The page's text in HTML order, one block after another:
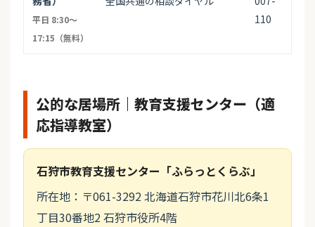
平日 8:30〜
17:15（無料）
110
公的な居場所｜教育支援センター（適
応指導教室）
石狩市教育支援センター「ふらっとくらぶ」
所在地：〒061-3292 北海道石狩市花川北6条1
丁目30番地2 石狩市役所4階